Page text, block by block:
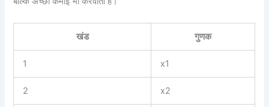
खंड गुणक
1 x1
2 x2